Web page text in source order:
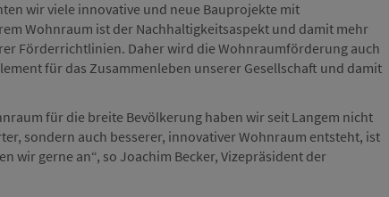
wir viele innovative und neue Bauprojekte mit
Wohnraum ist der Nachhaltigkeitsaspekt und damit mehr
Förderrichtlinien. Daher wird die Wohnraumförderung auch
für das Zusammenleben unserer Gesellschaft und damit
für die breite Bevölkerung haben wir seit Langem nicht
sondern auch besserer, innovativer Wohnraum entsteht, ist
wir gerne an“, so Joachim Becker, Vizepräsident der